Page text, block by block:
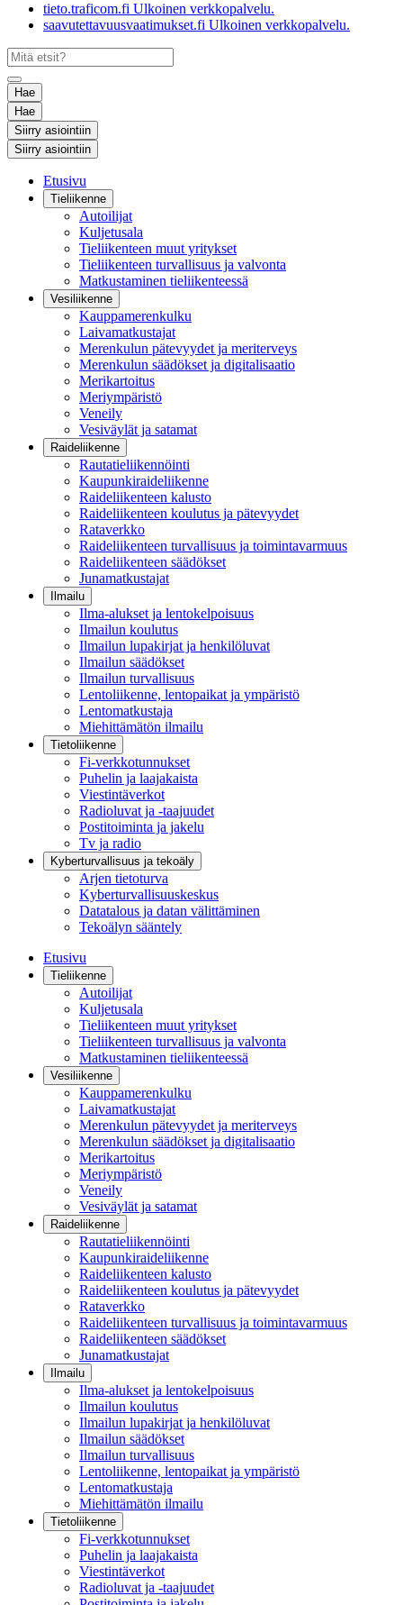
tieto.traficom.fi Ulkoinen verkkopalvelu.
saavutettavuusvaatimukset.fi Ulkoinen verkkopalvelu.
Hae
Hae
Siirry asiointiin
Siirry asiointiin
Etusivu
Tieliikenne
Autoilijat
Kuljetusala
Tieliikenteen muut yritykset
Tieliikenteen turvallisuus ja valvonta
Matkustaminen tieliikenteessä
Vesiliikenne
Kauppamerenkulku
Laivamatkustajat
Merenkulun pätevyydet ja meriterveys
Merenkulun säädökset ja digitalisaatio
Merikartoitus
Meriympäristö
Veneily
Vesiväylät ja satamat
Raideliikenne
Rautatieliikennöinti
Kaupunkiraideliikenne
Raideliikenteen kalusto
Raideliikenteen koulutus ja pätevyydet
Rataverkko
Raideliikenteen turvallisuus ja toimintavarmuus
Raideliikenteen säädökset
Junamatkustajat
Ilmailu
Ilma-alukset ja lentokelpoisuus
Ilmailun koulutus
Ilmailun lupakirjat ja henkilöluvat
Ilmailun säädökset
Ilmailun turvallisuus
Lentoliikenne, lentopaikat ja ympäristö
Lentomatkustaja
Miehittämätön ilmailu
Tietoliikenne
Fi-verkkotunnukset
Puhelin ja laajakaista
Viestintäverkot
Radioluvat ja -taajuudet
Postitoiminta ja jakelu
Tv ja radio
Kyberturvallisuus ja tekoäly
Arjen tietoturva
Kyberturvallisuuskeskus
Datatalous ja datan välittäminen
Tekoälyn sääntely
Etusivu
Tieliikenne
Autoilijat
Kuljetusala
Tieliikenteen muut yritykset
Tieliikenteen turvallisuus ja valvonta
Matkustaminen tieliikenteessä
Vesiliikenne
Kauppamerenkulku
Laivamatkustajat
Merenkulun pätevyydet ja meriterveys
Merenkulun säädökset ja digitalisaatio
Merikartoitus
Meriympäristö
Veneily
Vesiväylät ja satamat
Raideliikenne
Rautatieliikennöinti
Kaupunkiraideliikenne
Raideliikenteen kalusto
Raideliikenteen koulutus ja pätevyydet
Rataverkko
Raideliikenteen turvallisuus ja toimintavarmuus
Raideliikenteen säädökset
Junamatkustajat
Ilmailu
Ilma-alukset ja lentokelpoisuus
Ilmailun koulutus
Ilmailun lupakirjat ja henkilöluvat
Ilmailun säädökset
Ilmailun turvallisuus
Lentoliikenne, lentopaikat ja ympäristö
Lentomatkustaja
Miehittämätön ilmailu
Tietoliikenne
Fi-verkkotunnukset
Puhelin ja laajakaista
Viestintäverkot
Radioluvat ja -taajuudet